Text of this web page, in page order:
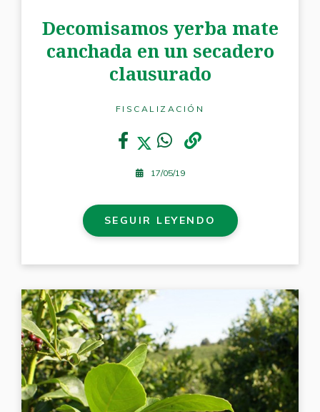
Decomisamos yerba mate
canchada en un secadero
clausurado
FISCALIZACIÓN
17/05/19
SEGUIR LEYENDO